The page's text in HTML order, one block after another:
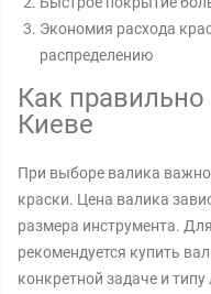
Экономия расхода
распределению
Как
Киеве
При выборе валика
краски. Цена валика
размера инструмента.
рекомендуется купить
конкретной задаче и